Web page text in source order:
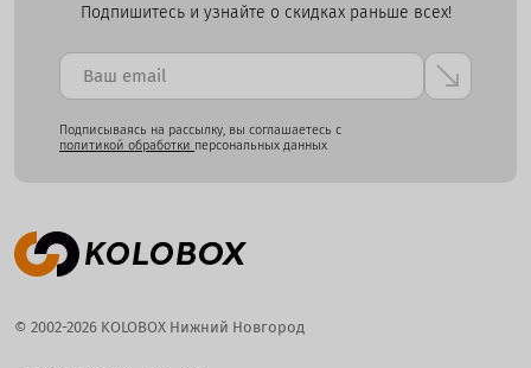
Подпишитесь и узнайте о скидках раньше всех!
Подписываясь на рассылку, вы соглашаетесь с
политикой обработки персональных данных
© 2002-2026 KOLOBOX Нижний Новгород